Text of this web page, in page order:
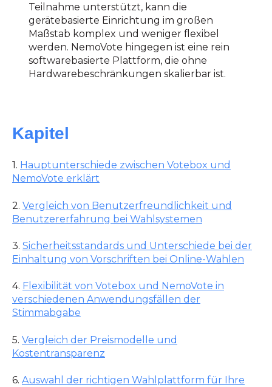
Teilnahme unterstützt, kann die
gerätebasierte Einrichtung im großen
Maßstab komplex und weniger flexibel
werden. NemoVote hingegen ist eine rein
softwarebasierte Plattform, die ohne
Hardwarebeschränkungen skalierbar ist.
Kapitel
1. Hauptunterschiede zwischen Votebox und
NemoVote erklärt
2. Vergleich von Benutzerfreundlichkeit und
Benutzererfahrung bei Wahlsystemen
3. Sicherheitsstandards und Unterschiede bei der
Einhaltung von Vorschriften bei Online-Wahlen
4. Flexibilität von Votebox und NemoVote in
verschiedenen Anwendungsfällen der
Stimmabgabe
5. Vergleich der Preismodelle und
Kostentransparenz
6. Auswahl der richtigen Wahlplattform für Ihre